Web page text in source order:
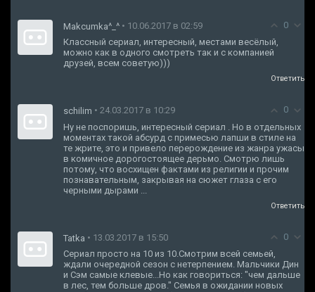
0
Makcumka^_^ • 10.06.2017 в 02:59
Классный сериал, интересный, местами весёлый,
можно как в одного смотреть так и с компанией
друзей, всем советую)))
Ответить
0
schilim • 24.03.2017 в 10:29
Ну не поспоришь, интересный сериал . Но в отдельных
моментах такой абсурд с примесью лапши в стиле на
те жрите, это и привело перерождение из жанра ужасы
в комичное дорогостоящее дерьмо. Смотрю лишь
потому, что восхищен фактами из религии и прочим
познавательным, закрывая на сюжет глаза с его
черными дырами ...
Ответить
0
Tatka • 13.03.2017 в 15:50
Сериал просто на 10 из 10.Смотрим всей семьей,
ждали очередной сезон с нетерпением. Мальчики Дин
и Сэм самые клевые...Но как говориться: "чем дальше
в лес, тем больше дров." Семья в ожидании новых